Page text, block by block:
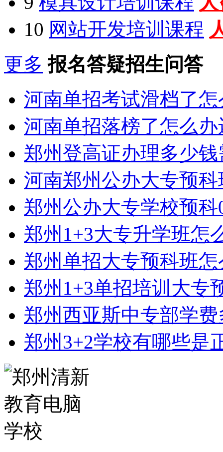
10 网站开发培训课程
更多 报名答疑招生问答
河南单招考试滑档了
河南单招落榜了怎么
郑州登高证办理多少
河南郑州公办大专预
郑州公办大专学校预
郑州1+3大专升学班怎
郑州单招大专预科班
郑州1+3单招培训大专
郑州西亚斯中专部学
郑州3+2学校有哪些是